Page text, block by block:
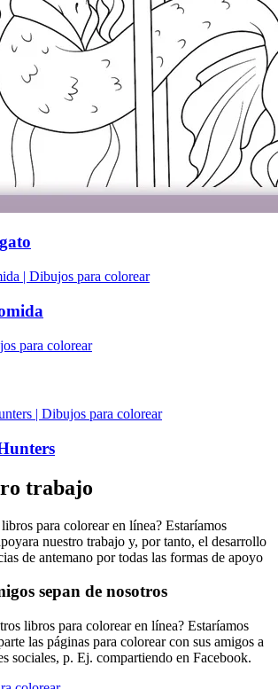
trabajo
para colorear en línea? Estaríamos
nuestro trabajo y, por tanto, el desarrollo
de antemano por todas las formas de apoyo
sepan de nosotros
libros para colorear en línea? Estaríamos
las páginas para colorear con sus amigos a
sociales, p. Ej. compartiendo en Facebook.